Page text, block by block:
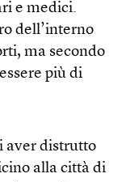
e medici.
dell’interno
ma secondo
più di
aver distrutto
alla città di